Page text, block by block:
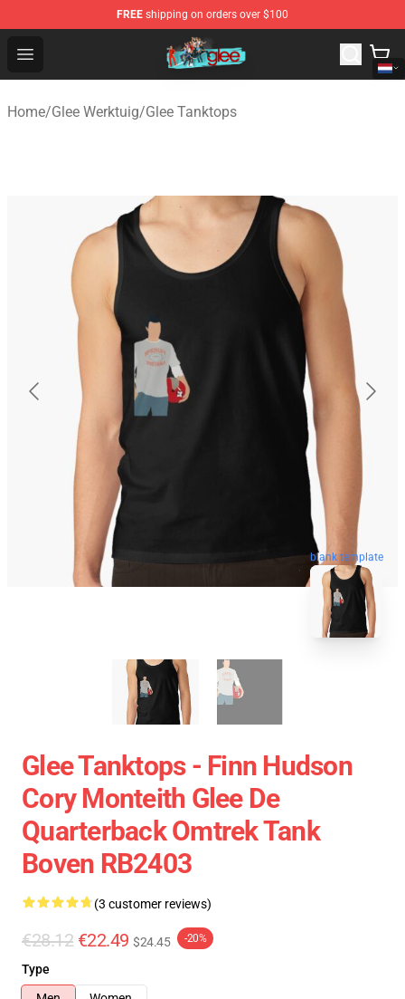
FREE shipping on orders over $100
Open menu
Glee Store - Official Glee Merchandise Shop
Home/Glee Werktuig/Glee Tanktops
blank template
Glee Tanktops - Finn Hudson
Cory Monteith Glee De
Quarterback Omtrek Tank
Boven RB2403
(3 customer reviews)
€28.12 €22.49 $24.45 -20%
Type